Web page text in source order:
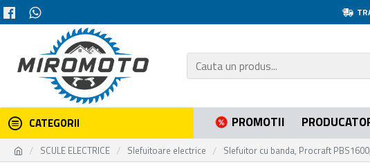
CATEGORII PROMOTII
SCULE ELECTRICE Slefuitoare electrice Slefuitor cu banda, Procraft